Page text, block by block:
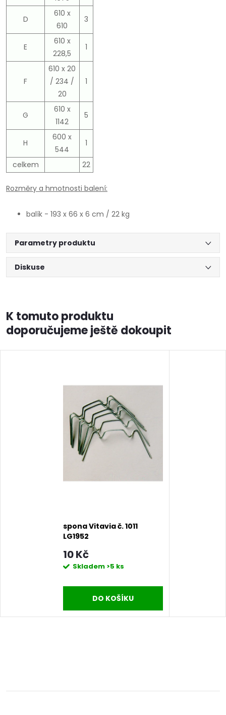
D
610 x
610
3
E
610 x
228,5
1
F
610 x 20
/ 234 /
20
1
G
610 x
1142
5
H
600 x
544
1
celkem 22
Rozměry a hmotnosti balení:
balík - 193 x 66 x 6 cm / 22 kg
Parametry produktu
Diskuse
K tomuto produktu
doporučujeme ještě dokoupit
spona Vitavia č. 1011
LG1952
10 Kč
Skladem >5 ks
DO KOŠÍKU